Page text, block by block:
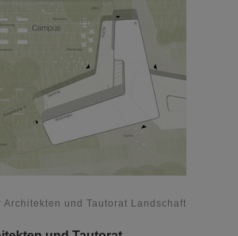
Architekten und Tautorat